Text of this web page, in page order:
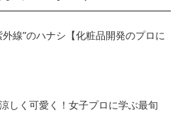
線”のハナシ【化粧品開発のプロに
しく可愛く！女子プロに学ぶ最旬